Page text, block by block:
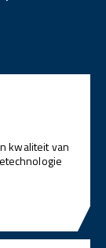
kwaliteit van